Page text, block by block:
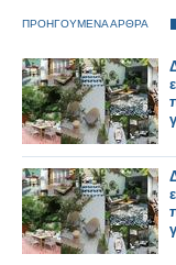
ΠΡΟΗΓΟΥΜΕΝΑ ΑΡΘΡΑ